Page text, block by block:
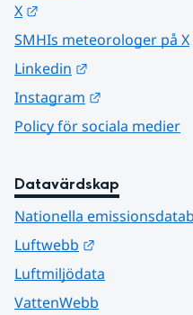
X
SMHIs meteorologer på X
Linkedin
Instagram
Policy för sociala medier
Datavärdskap
Nationella
Luftwebb
Luftmiljödata
VattenWebb